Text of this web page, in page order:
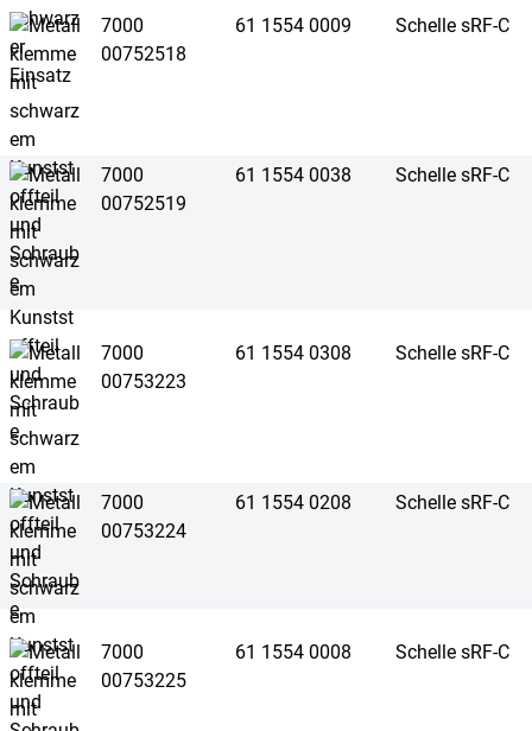
7000
00752518
61 1554 0009 Schelle sRF-C
7000
00752519
61 1554 0038 Schelle sRF-C
7000
00753223
61 1554 0308 Schelle sRF-C
7000
00753224
61 1554 0208 Schelle sRF-C
7000
00753225
61 1554 0008 Schelle sRF-C